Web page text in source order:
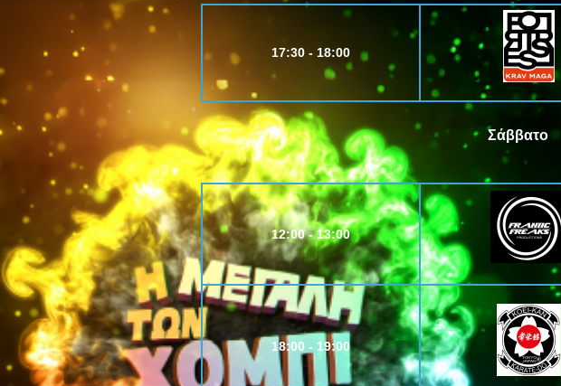
17:30 - 18:00
Σάββατο
12:00 - 13:00
18:00 - 19:00